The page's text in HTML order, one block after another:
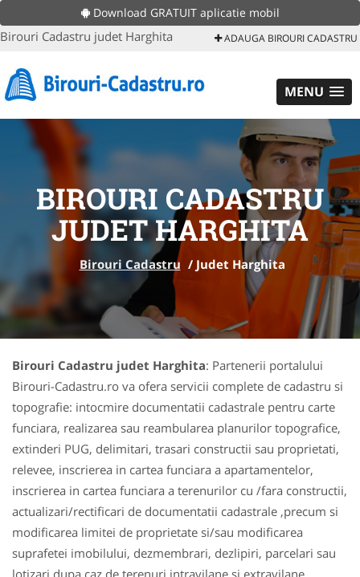
Download GRATUIT aplicatie mobil
Birouri Cadastru judet Harghita ADAUGA BIROURI CADASTRU
MENU
BIROURI CADASTRU
JUDET HARGHITA
Birouri Cadastru / Judet Harghita
Birouri Cadastru judet Harghita: Partenerii portalului
Birouri-Cadastru.ro va ofera servicii complete de cadastru si
topografie: intocmire documentatii cadastrale pentru carte
funciara, realizarea sau reambularea planurilor topografice,
extinderi PUG, delimitari, trasari constructii sau proprietati,
relevee, inscrierea in cartea funciara a apartamentelor,
inscrierea in cartea funciara a terenurilor cu /fara constructii,
actualizari/rectificari de documentatii cadastrale ,precum si
modificarea limitei de proprietate si/sau modificarea
suprafetei imobilului, dezmembrari, dezlipiri, parcelari sau
lotizari dupa caz de terenuri intravilane si extravilane,